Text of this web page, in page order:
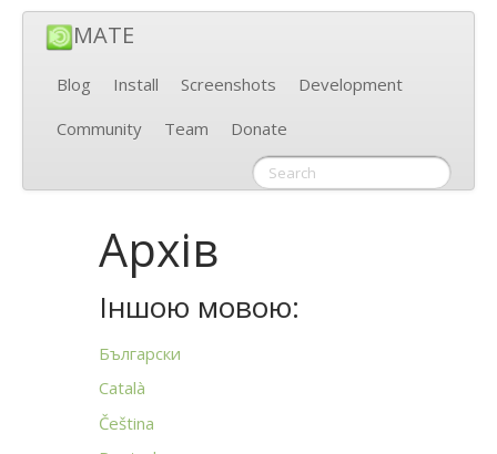
MATE
Blog Install Screenshots
Development
Community
Team Donate
Архів
Іншою мовою:
Български
Català
Čeština